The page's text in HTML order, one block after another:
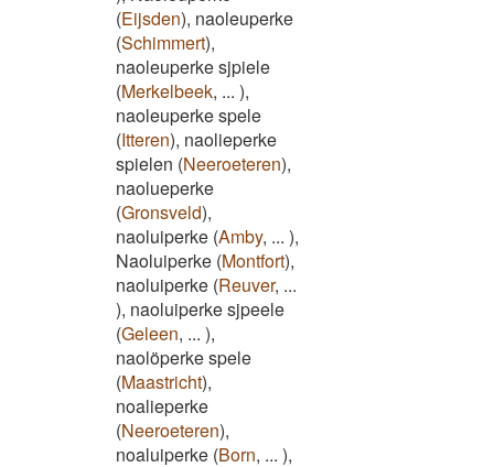
(Eijsden), naoleuperke
(Schimmert),
naoleuperke sjpiele
(Merkelbeek, ... ),
naoleuperke spele
(Itteren), naolieperke
spielen (Neeroeteren),
naolueperke
(Gronsveld),
naoluiperke (Amby, ... ),
Naoluiperke (Montfort),
naoluiperke (Reuver, ...
), naoluiperke sjpeele
(Geleen, ... ),
naolöperke spele
(Maastricht),
noalieperke
(Neeroeteren),
noaluiperke (Born, ... ),